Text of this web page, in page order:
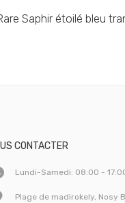
Saphir étoilé bleu
CONTACTER
Lundi-Samedi: 08:00 -
Plage de madirokely, Nosy